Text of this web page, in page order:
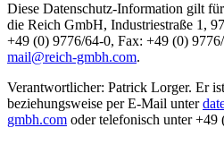
Diese Datenschutz-Information gilt
die Reich GmbH, Industriestraße 1,
+49 (0) 9776/64-0, Fax: +49 (0)
mail@reich-gmbh.com.
Verantwortlicher: Patrick Lorger. Er
beziehungsweise per E-Mail unter
gmbh.com oder telefonisch unter +49